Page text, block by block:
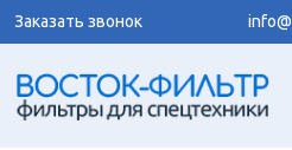
Заказать звонок